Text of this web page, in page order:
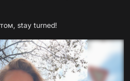
stay turned!